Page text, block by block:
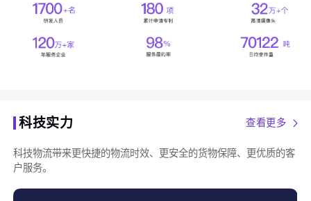
科技实力 查看更多
科技物流带来更快捷的物流时效、更安全的货物保障、更优质的客
户服务。